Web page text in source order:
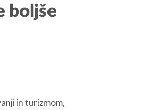
Obmejna problemska območja
boljše
in turizmom,